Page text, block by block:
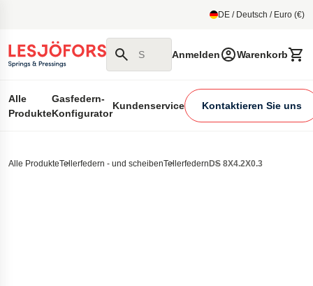
DE / Deutsch / Euro (€)
Suchen Sie auf unserer Website
Anmelden Warenkorb
Alle
Produkte
Gasfedern-
Konfigurator
Kundenservice Kontaktieren Sie uns
Alle ProdukteTellerfedern - und scheibenTellerfedern DS 8X4.2X0.3